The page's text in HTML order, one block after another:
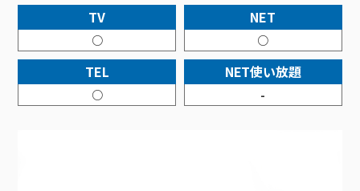
接続・設定⽅法
訪問サポート＆サポートパックサービス料⾦表
イベントカレンダー
講座のご案内
機器⼀覧
ポテトホーム防犯カメラ
オプションサービス
インターネットギガシェアプラン
オプションサービス
auスマートバリュー
auまとめトーク
料⾦プラン
機種⼀覧
オプションサービス
でんきトップ
ポラリンでんき×ポテト
ポテトでんき
暮らしを快適にするサービス
暮らしを快適にするサービストップ
ポテトライフメール
TV
○
NET
○
TEL
○
NET使い放題
-